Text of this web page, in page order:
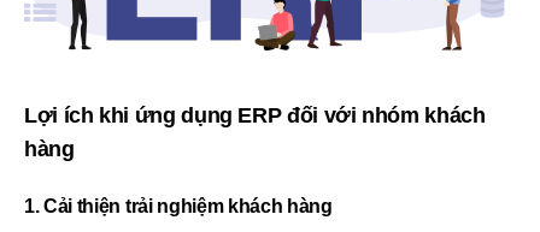
Lợi ích khi ứng dụng ERP đối với nhóm khách
hàng
1. Cải thiện trải nghiệm khách hàng